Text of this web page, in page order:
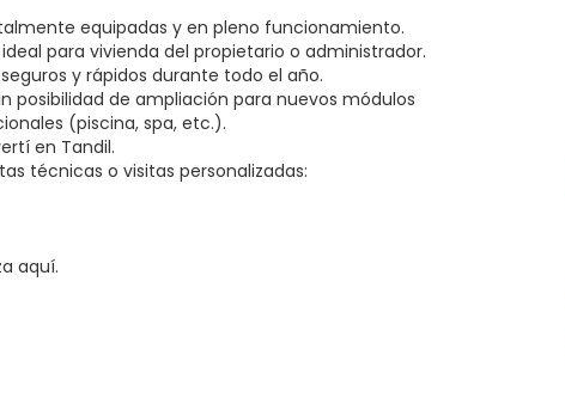
equipadas y en pleno funcionamiento.
para vivienda del propietario o administrador.
y rápidos durante todo el año.
posibilidad de ampliación para nuevos módulos
(piscina, spa, etc.).
en Tandil.
técnicas o visitas personalizadas:
aquí.